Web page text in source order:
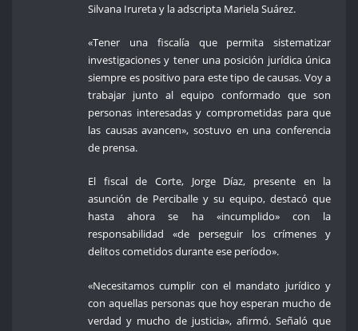
Silvana Irureta y la adscripta Mariela Suárez.
«Tener una fiscalía que permita sistematizar
investigaciones y tener una posición jurídica única
siempre es positivo para este tipo de causas. Voy a
trabajar junto al equipo conformado que son
personas interesadas y comprometidas para que
las causas avancen», sostuvo en una conferencia
de prensa.
El fiscal de Corte, Jorge Díaz, presente en la
asunción de Perciballe y su equipo, destacó que
hasta ahora se ha «incumplido» con la
responsabilidad «de perseguir los crímenes y
delitos cometidos durante ese período».
«Necesitamos cumplir con el mandato jurídico y
con aquellas personas que hoy esperan mucho de
verdad y mucho de justicia», afirmó. Señaló que